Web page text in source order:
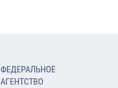
ФЕДЕРАЛЬНОЕ
АГЕНТСТВО